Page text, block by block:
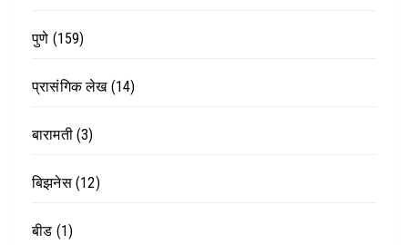
पुणे (159)
प्रासंगिक लेख(14)
बारामती(3)
बिझनेस(12)
बीड (1)